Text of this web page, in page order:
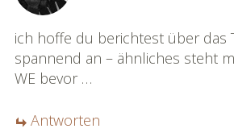
ich hoffe du berichtest über das
spannend an – ähnliches steht
WE bevor …
Antworten